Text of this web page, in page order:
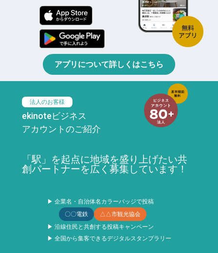
アプリについて詳しくはこちら
法人のお客様
ekinoteビジネス
アカウントのご紹介
「駅」を起点に地域を盛り上げたい共
創パートナーを広く募集しています！
▶ 企業名・自治体名カラーバッジで投稿
〇〇電鉄
△△市観光協会
▶ 沿線住民と共創する投稿キャンペーン
▶ 全国から集客できるデジタルスタンプラリー